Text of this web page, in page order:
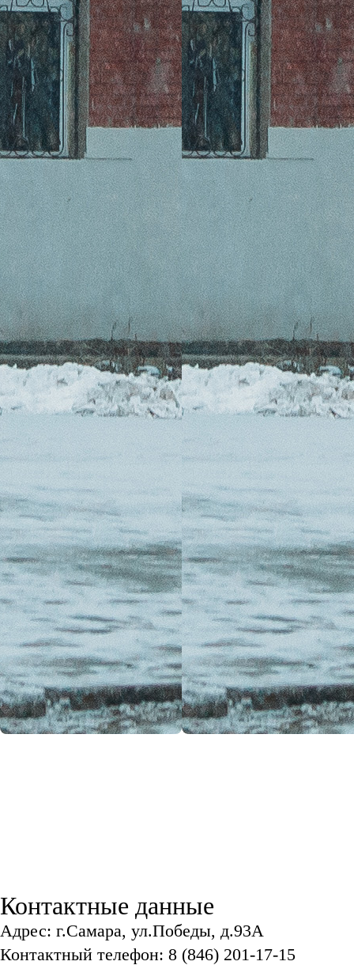
Контактные данные
Адрес: г.Самара, ул.Победы, д.93А
Контактный телефон: 8 (846) 201-17-15